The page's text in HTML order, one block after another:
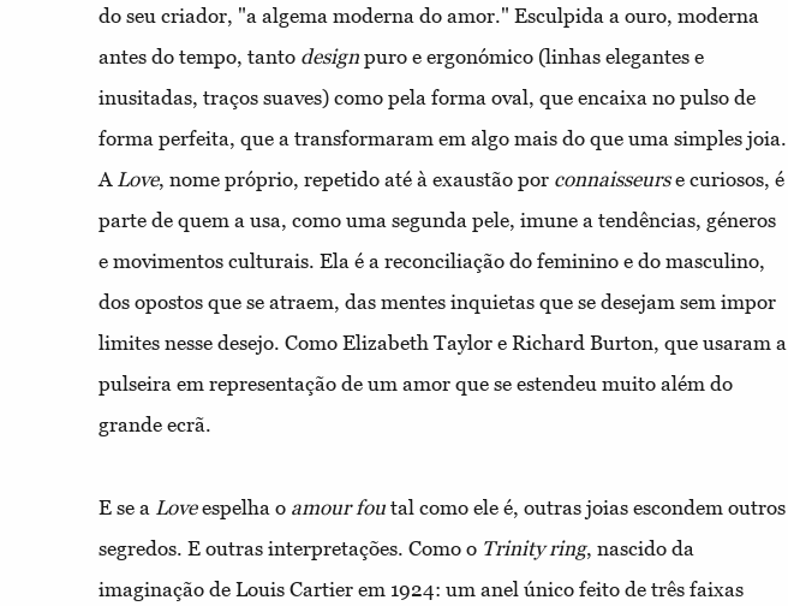
do seu criador, "a algema moderna do amor." Esculpida a ouro, moderna
antes do tempo, tanto design puro e ergonómico (linhas elegantes e
inusitadas, traços suaves) como pela forma oval, que encaixa no pulso de
forma perfeita, que a transformaram em algo mais do que uma simples joia.
A Love, nome próprio, repetido até à exaustão por connaisseurse curiosos, é
parte de quem a usa, como uma segunda pele, imune a tendências, géneros
e movimentos culturais. Ela é a reconciliação do feminino e do masculino,
dos opostos que se atraem, das mentes inquietas que se desejam sem impor
limites nesse desejo. Como Elizabeth Taylor e Richard Burton, que usaram a
pulseira em representação de um amor que se estendeu muito além do
grande ecrã.
E se a Loveespelha o amour fou tal como ele é, outras joias escondem outros
segredos. E outras interpretações. Como o Trinityring, nascido da
imaginação de Louis Cartier em 1924: um anel único feito de três faixas